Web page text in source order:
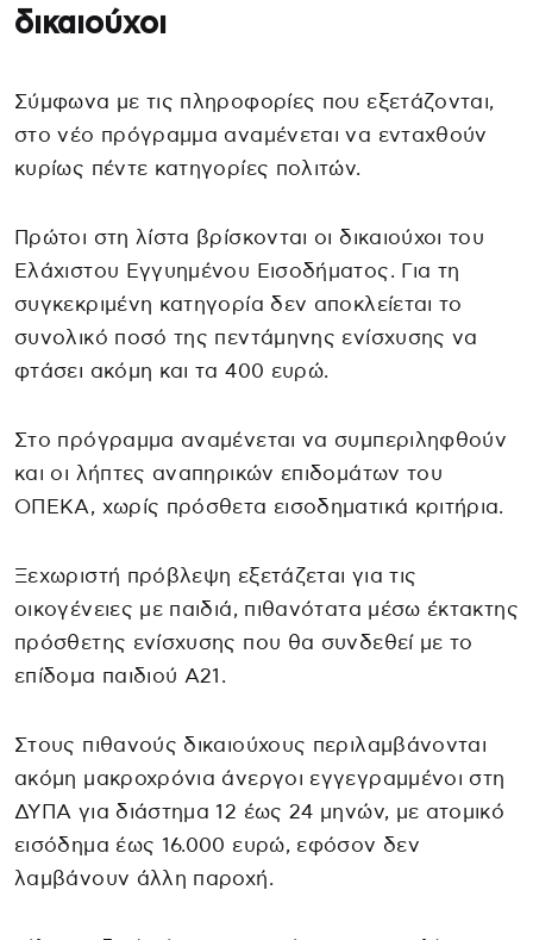
δικαιούχοι
Σύμφωνα με τις πληροφορίες που εξετάζονται,
στο νέο πρόγραμμα αναμένεται να ενταχθούν
κυρίως πέντε κατηγορίες πολιτών.
Πρώτοι στη λίστα βρίσκονται οι δικαιούχοι του
Ελάχιστου Εγγυημένου Εισοδήματος. Για τη
συγκεκριμένη κατηγορία δεν αποκλείεται το
συνολικό ποσό της πεντάμηνης ενίσχυσης να
φτάσει ακόμη και τα 400 ευρώ.
Στο πρόγραμμα αναμένεται να συμπεριληφθούν
και οι λήπτες αναπηρικών επιδομάτων του
ΟΠΕΚΑ, χωρίς πρόσθετα εισοδηματικά κριτήρια.
Ξεχωριστή πρόβλεψη εξετάζεται για τις
οικογένειες με παιδιά, πιθανότατα μέσω έκτακτης
πρόσθετης ενίσχυσης που θα συνδεθεί με το
επίδομα παιδιού Α21.
Στους πιθανούς δικαιούχους περιλαμβάνονται
ακόμη μακροχρόνια άνεργοι εγγεγραμμένοι στη
ΔΥΠΑ για διάστημα 12 έως 24 μηνών, με ατομικό
εισόδημα έως 16.000 ευρώ, εφόσον δεν
λαμβάνουν άλλη παροχή.